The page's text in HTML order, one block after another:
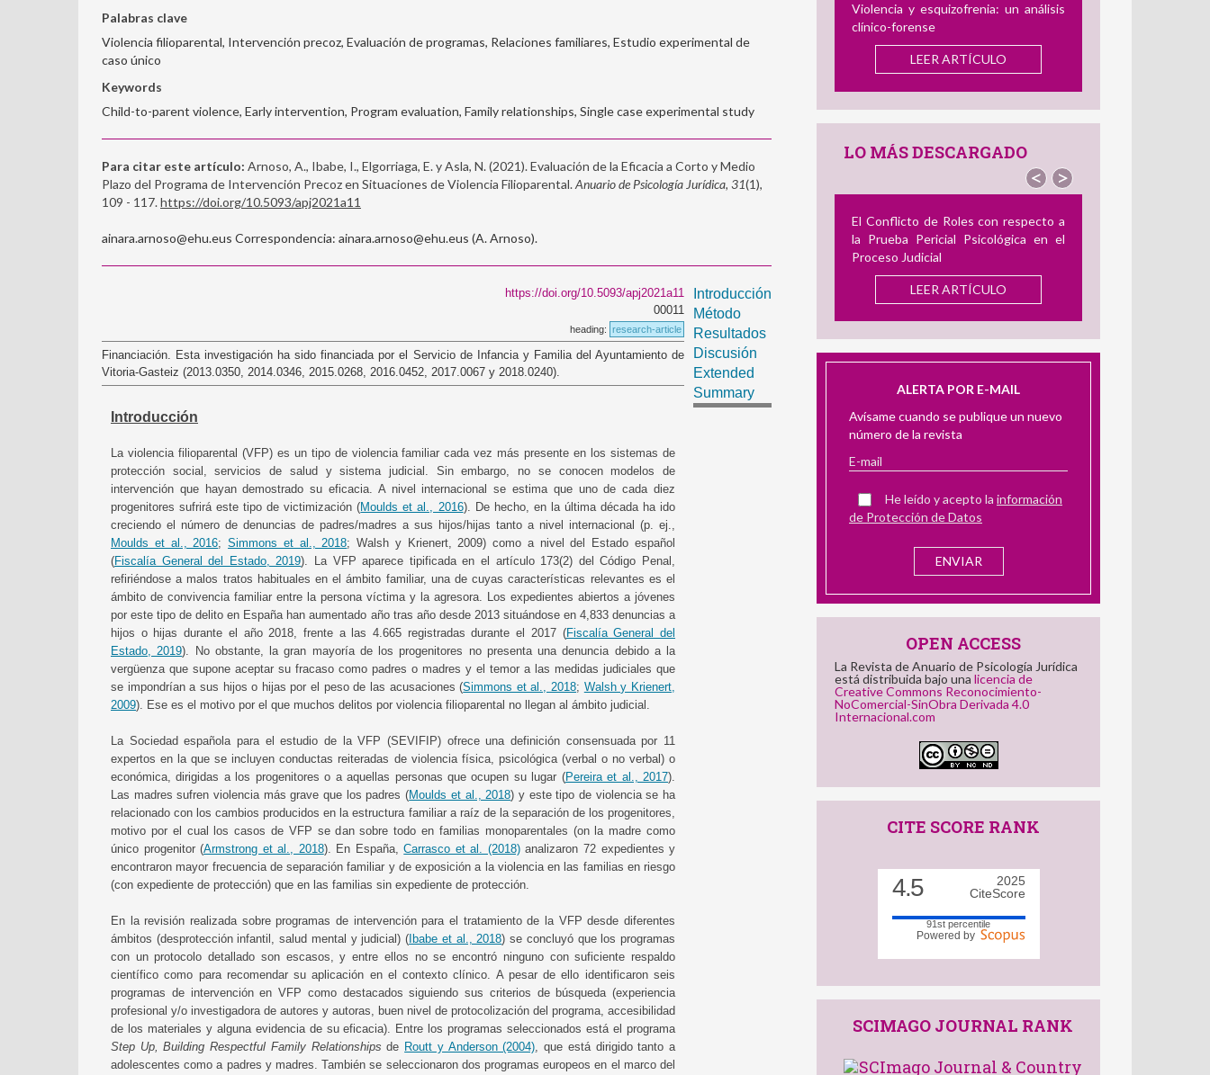
Palabras clave
Violencia filioparental, Intervención precoz, Evaluación de programas, Relaciones familiares, Estudio experimental de
caso único
Keywords
Child-to-parent violence, Early intervention, Program evaluation, Family relationships, Single case experimental study
Para citar este artículo: Arnoso, A., Ibabe, I., Elgorriaga, E. y Asla, N. (2021). Evaluación de la Eficacia a Corto y Medio
Plazo del Programa de Intervención Precoz en Situaciones de Violencia Filioparental.Anuario de Psicología Jurídica, 31(1),
109 - 117.https://doi.org/10.5093/apj2021a11
ainara.arnoso@ehu.eus Correspondencia: ainara.arnoso@ehu.eus (A. Arnoso).
https://doi.org/10.5093/apj2021a11
00011
heading: research-article
Financiación. Esta investigación ha sido financiada por el Servicio de Infancia y Familia del Ayuntamiento de
Vitoria-Gasteiz (2013.0350, 2014.0346, 2015.0268, 2016.0452, 2017.0067 y 2018.0240).
Introducción
La violencia filioparental (VFP) es un tipo de violencia familiar cada vez más presente en los sistemas de
protección social, servicios de salud y sistema judicial. Sin embargo, no se conocen modelos de
intervención que hayan demostrado su eficacia. A nivel internacional se estima que uno de cada diez
progenitores sufrirá este tipo de victimización (Moulds et al., 2016). De hecho, en la última década ha ido
creciendo el número de denuncias de padres/madres a sus hijos/hijas tanto a nivel internacional (p. ej.,
Moulds et al., 2016;Simmons et al., 2018; Walsh y Krienert, 2009) como a nivel del Estado español
(Fiscalía General del Estado, 2019). La VFP aparece tipificada en el artículo 173(2) del Código Penal,
refiriéndose a malos tratos habituales en el ámbito familiar, una de cuyas características relevantes es el
ámbito de convivencia familiar entre la persona víctima y la agresora. Los expedientes abiertos a jóvenes
por este tipo de delito en España han aumentado año tras año desde 2013 situándose en 4,833 denuncias a
hijos o hijas durante el año 2018, frente a las 4.665 registradas durante el 2017 (Fiscalía General del
Estado, 2019). No obstante, la gran mayoría de los progenitores no presenta una denuncia debido a la
vergüenza que supone aceptar su fracaso como padres o madres y el temor a las medidas judiciales que
se impondrían a sus hijos o hijas por el peso de las acusaciones (Simmons et al., 2018; Walsh y Krienert,
2009). Ese es el motivo por el que muchos delitos por violencia filioparental no llegan al ámbito judicial.
La Sociedad española para el estudio de la VFP (SEVIFIP) ofrece una definición consensuada por 11
expertos en la que se incluyen conductas reiteradas de violencia física, psicológica (verbal o no verbal) o
económica, dirigidas a los progenitores o a aquellas personas que ocupen su lugar (Pereira et al., 2017).
Las madres sufren violencia más grave que los padres (Moulds et al., 2018) y este tipo de violencia se ha
relacionado con los cambios producidos en la estructura familiar a raíz de la separación de los progenitores,
motivo por el cual los casos de VFP se dan sobre todo en familias monoparentales (on la madre como
único progenitor (Armstrong et al., 2018). En España,Carrasco et al. (2018)analizaron 72 expedientes y
encontraron mayor frecuencia de separación familiar y de exposición a la violencia en las familias en riesgo
(con expediente de protección) que en las familias sin expediente de protección.
En la revisión realizada sobre programas de intervención para el tratamiento de la VFP desde diferentes
ámbitos (desprotección infantil, salud mental y judicial) ( Ibabe et al., 2018) se concluyó que los programas
con un protocolo detallado son escasos, y entre ellos no se encontró ninguno con suficiente respaldo
científico como para recomendar su aplicación en el contexto clínico. A pesar de ello identificaron seis
programas de intervención en VFP como destacados siguiendo sus criterios de búsqueda (experiencia
profesional y/o investigadora de autores y autoras, buen nivel de protocolización del programa, accesibilidad
de los materiales y alguna evidencia de su eficacia). Entre los programas seleccionados está el programa
Step Up, Building Respectful Family Relationships de Routt y Anderson (2004), que está dirigido tanto a
adolescentes como a padres y madres. También se seleccionaron dos programas europeos en el marco del
Introducción
Método
Resultados
Discusión
Extended
Summary
El Perfil del Consumidor de Imágenes
de Abuso Sexual Infantil: Semejanzas
y Diferencias con el Agresoroffline
el Delincuente Dual
LEER ARTÍCULO
LO MÁS DESCARGADO
Revisión de Instrumentos en Español
para Medir el Acoso Laboral: Su
Utilidad en la Evaluación Pericial
LEER ARTÍCULO
ALERTA POR E-MAIL
número de la revista
de Protección de Datos
OPEN ACCESS
La Revista de Anuario de Psicología Jurídica
está distribuida bajo una
NoComercial-SinObra Derivada 4.0
Internacional.com
4.5
2025
CiteScore
91st percentile
SCIMAGO JOURNAL RANK